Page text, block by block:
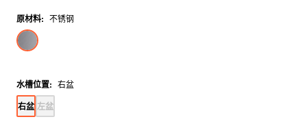
原材料: 不锈钢
水槽位置: 右盆
右盆 左盆